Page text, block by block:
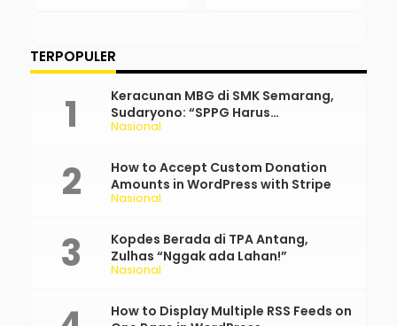
TERPOPULER
Nasional
Keracunan MBG di SMK Semarang,
Sudaryono: “SPPG Harus
Bertanggung Jawab!”
Nasional
How to Accept Custom Donation
Amounts in WordPress with Stripe
Nasional
Kopdes Berada di TPA Antang,
Zulhas “Nggak ada Lahan!”
How to Display Multiple RSS Feeds on